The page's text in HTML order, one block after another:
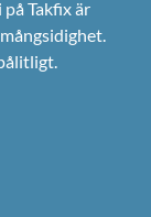
Takfix är